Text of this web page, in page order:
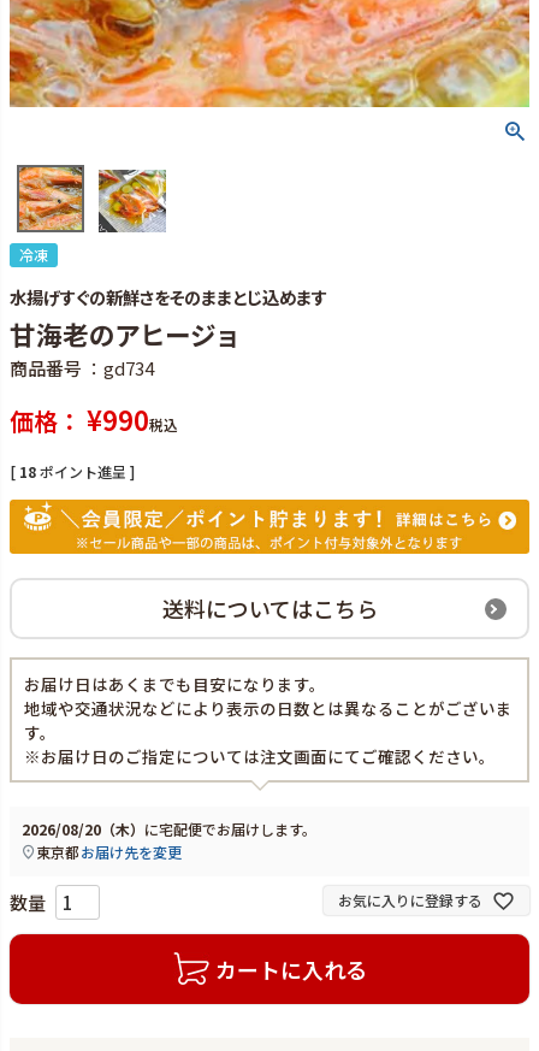
冷凍
水揚げすぐの新鮮さをそのままとじ込めます
甘海老のアヒージョ
商品番号 gd734
価格 ¥990税込
[ 18ポイント進呈 ]
送料についてはこちら
お届け日はあくまでも目安になります。
地域や交通状況などにより表示の日数とは異なることがございま
す。
※お届け日のご指定については注文画面にてご確認ください。
2026/08/20（木） に宅配便でお届けします。
東京都お届け先を変更
お気に入りに登録する
カートに入れる